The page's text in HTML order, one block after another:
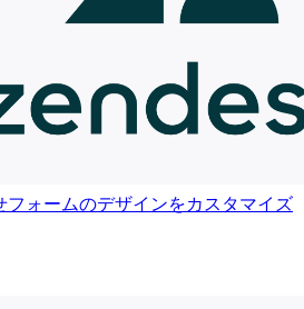
ォームのデザインをカスタマイズ